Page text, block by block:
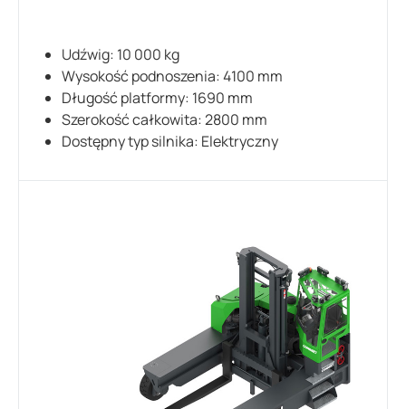
Udźwig: 10 000 kg
Wysokość podnoszenia: 4100 mm
Długość platformy: 1690 mm
Szerokość całkowita: 2800 mm
Dostępny typ silnika: Elektryczny